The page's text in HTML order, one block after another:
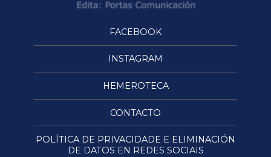
FACEBOOK
INSTAGRAM
HEMEROTECA
CONTACTO
POLÍTICA DE PRIVACIDADE E ELIMINACIÓN
DE DATOS EN REDES SOCIAIS